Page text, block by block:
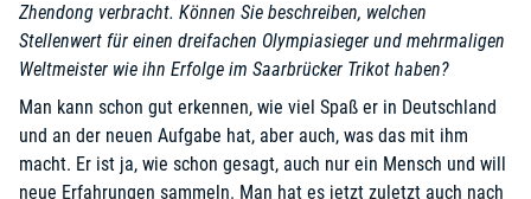
Zhendong verbracht. Können Sie beschreiben, welchen
Stellenwert für einen dreifachen Olympiasieger und mehrmaligen
Weltmeister wie ihn Erfolge im Saarbrücker Trikot haben?
Man kann schon gut erkennen, wie viel Spaß er in Deutschland
und an der neuen Aufgabe hat, aber auch, was das mit ihm
macht. Er ist ja, wie schon gesagt, auch nur ein Mensch und will
neue Erfahrungen sammeln. Man hat es jetzt zuletzt auch nach